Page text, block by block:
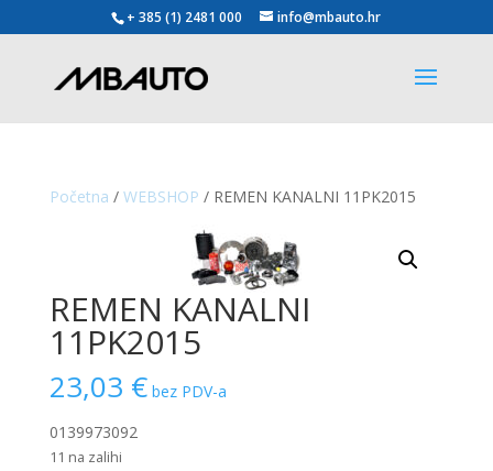
+ 385 (1) 2481 000 info@mbauto.hr
Početna / WEBSHOP / REMEN KANALNI 11PK2015
REMEN KANALNI
11PK2015
23,03 € bez PDV-a
0139973092
11 na zalihi